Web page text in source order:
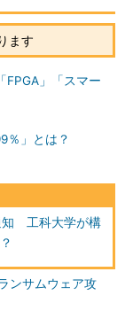
ます
FPGA」「スマー
％」とは？
知 工科大学が構
ンサムウェア攻